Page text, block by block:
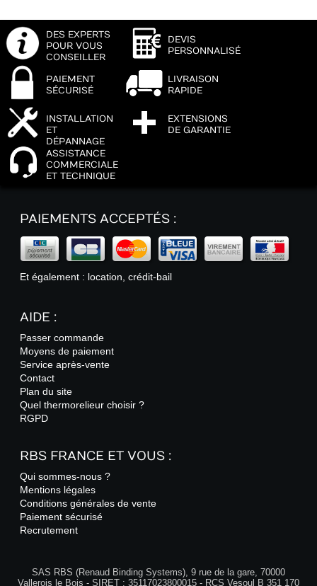
DES EXPERTS
POUR VOUS
CONSEILLER
DEVIS
PERSONNALISÉ
PAIEMENT
SÉCURISÉ
LIVRAISON
RAPIDE
INSTALLATION
ET
DÉPANNAGE
EXTENSIONS
DE GARANTIE
ASSISTANCE
COMMERCIALE
ET TECHNIQUE
PAIEMENTS ACCEPTÉS :
Et également : location, crédit-bail
AIDE :
Passer commande
Moyens de paiement
Service après-vente
Contact
Plan du site
Quel thermorelieur choisir ?
RGPD
RBS FRANCE ET VOUS :
Qui sommes-nous ?
Mentions légales
Conditions générales de vente
Paiement sécurisé
Recrutement
SAS RBS (Renaud Binding Systems), 9 rue de la gare, 70000
Vallerois le Bois - SIRET : 35117023800015 - RCS Vesoul B 351 170